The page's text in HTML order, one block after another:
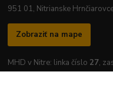
951 01, Nitrianske
Zobraziť na mape
MHD v Nitre: linka číslo 27,